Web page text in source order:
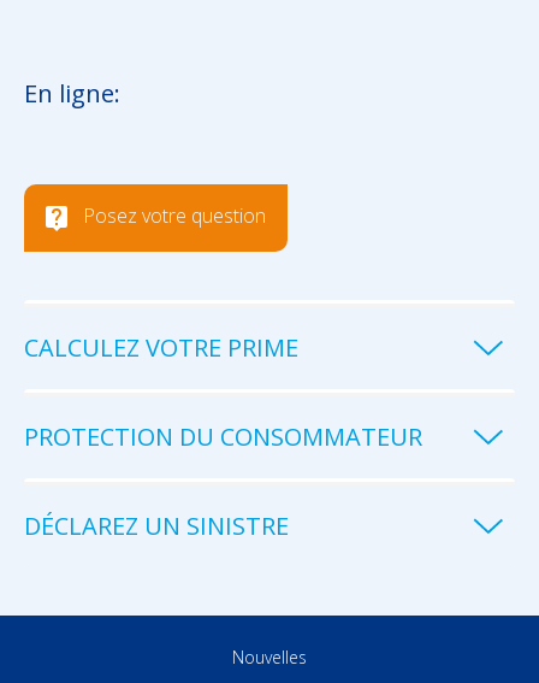
En ligne:
Posez votre question
CALCULEZ VOTRE PRIME
PROTECTION DU CONSOMMATEUR
DÉCLAREZ UN SINISTRE
Nouvelles